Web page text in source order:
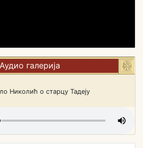
Аудио галерија
Николић о старцу Тадеју